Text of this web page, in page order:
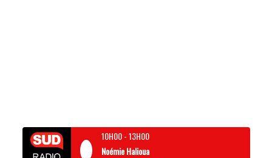
10H00-13H00
Noémie Halioua